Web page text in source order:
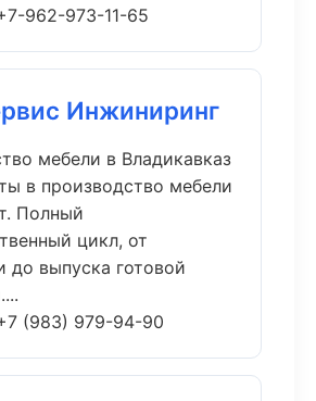
962-973-11-65
Инжиниринг
мебели в Владикавказ
в производство мебели
Полный
цикл, от
до выпуска готовой
(983) 979-94-90